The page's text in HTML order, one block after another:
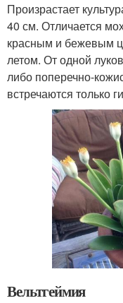
Произрастает
40 см. Отличается
красным и бежевым
летом. От одной
либо поперечно-
встречаются только
Вельтгеймия